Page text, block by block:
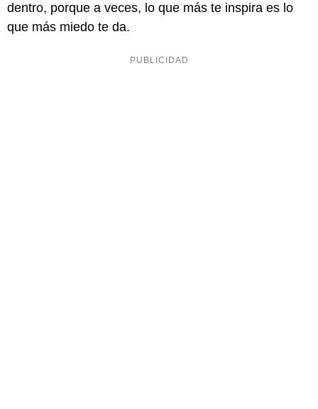
dentro, porque a veces, lo que más te inspira es lo
que más miedo te da.